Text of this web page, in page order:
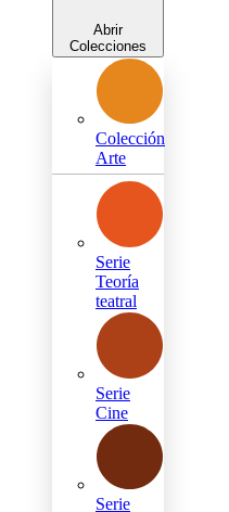
Abrir
Colecciones
Colección
Arte
Serie
Teoría
teatral
Serie
Cine
Serie